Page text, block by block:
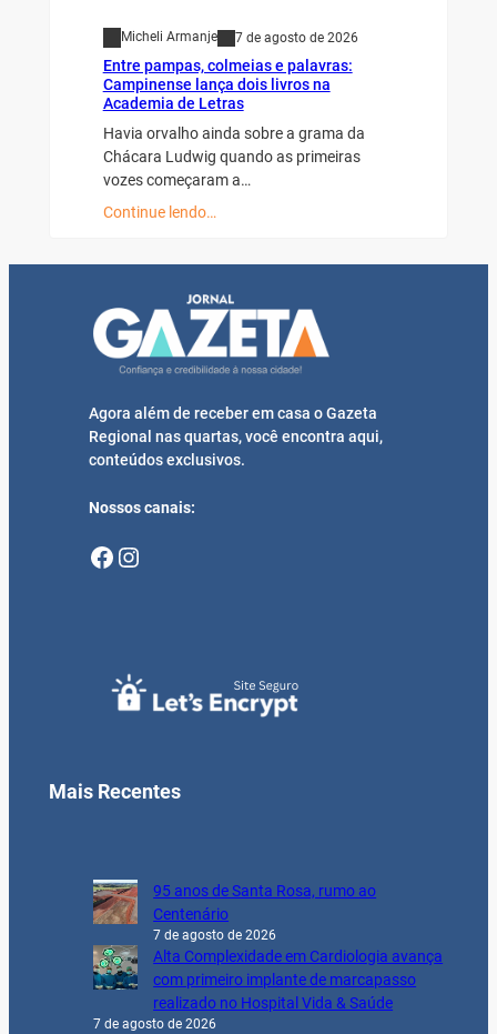
Micheli Armanje 7 de agosto de 2026
Entre pampas, colmeias e palavras:
Campinense lança dois livros na
Academia de Letras
Havia orvalho ainda sobre a grama da
Chácara Ludwig quando as primeiras
vozes começaram a…
Continue lendo…
Agora além de receber em casa o Gazeta
Regional nas quartas, você encontra aqui,
conteúdos exclusivos.
Nossos canais:
Facebook Instagram
Mais Recentes
95 anos de Santa Rosa, rumo ao
Centenário
7 de agosto de 2026
Alta Complexidade em Cardiologia avança
com primeiro implante de marcapasso
realizado no Hospital Vida & Saúde
7 de agosto de 2026